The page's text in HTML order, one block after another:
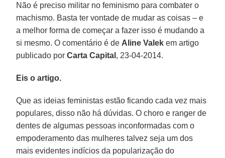
Não é preciso militar no feminismo para combater o
machismo. Basta ter vontade de mudar as coisas – e
a melhor forma de começar a fazer isso é mudando a
si mesmo. O comentário é de Aline Valek em artigo
publicado porCarta Capital , 23-04-2014.
Eis o artigo.
Que as ideias feministas estão ficando cada vez mais
populares, disso não há dúvidas. O choro e ranger de
dentes de algumas pessoas inconformadas com o
empoderamento das mulheres talvez seja um dos
mais evidentes indícios da popularização do